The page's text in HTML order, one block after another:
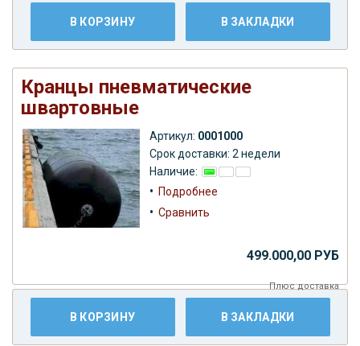
В КОРЗИНУ В ЗАКЛАДКИ
Кранцы пневматические
швартовные
Артикул: 0001000
Срок доставки: 2 недели
Наличие:
• Подробнее
• Сравнить
499.000,00 РУБ
Плюсдоставка
В КОРЗИНУ В ЗАКЛАДКИ